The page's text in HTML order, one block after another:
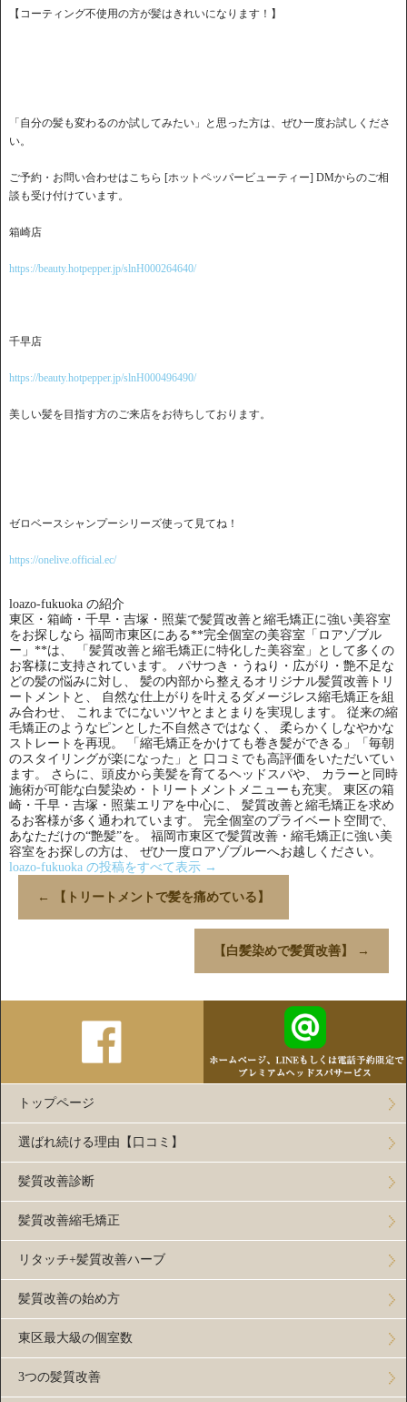
【コーティング不使用の方が髪はきれいになります！】
「自分の髪も変わるのか試してみたい」と思った方は、ぜひ一度お試しくださ
い。
ご予約・お問い合わせはこちら [ホットペッパービューティー] DMからのご相
談も受け付けています。
箱崎店
https://beauty.hotpepper.jp/slnH000264640/
千早店
https://beauty.hotpepper.jp/slnH000496490/
美しい髪を目指す方のご来店をお待ちしております。
ゼロベースシャンプーシリーズ使って見てね！
https://onelive.official.ec/
loazo-fukuoka の紹介
東区・箱崎・千早・吉塚・照葉で髪質改善と縮毛矯正に強い美容室
をお探しなら 福岡市東区にある**完全個室の美容室「ロアゾブル
ー」**は、 「髪質改善と縮毛矯正に特化した美容室」として多くの
お客様に支持されています。 パサつき・うねり・広がり・艶不足な
どの髪の悩みに対し、 髪の内部から整えるオリジナル髪質改善トリ
ートメントと、 自然な仕上がりを叶えるダメージレス縮毛矯正を組
み合わせ、 これまでにないツヤとまとまりを実現します。 従来の縮
毛矯正のようなピンとした不自然さではなく、 柔らかくしなやかな
ストレートを再現。 「縮毛矯正をかけても巻き髪ができる」「毎朝
のスタイリングが楽になった」と 口コミでも高評価をいただいてい
ます。 さらに、頭皮から美髪を育てるヘッドスパや、 カラーと同時
施術が可能な白髪染め・トリートメントメニューも充実。 東区の箱
崎・千早・吉塚・照葉エリアを中心に、 髪質改善と縮毛矯正を求め
るお客様が多く通われています。 完全個室のプライベート空間で、
あなただけの“艶髪”を。 福岡市東区で髪質改善・縮毛矯正に強い美
容室をお探しの方は、 ぜひ一度ロアゾブルーへお越しください。
loazo-fukuoka の投稿をすべて表示 →
← 【トリートメントで髪を痛めている】
【白髪染めで髪質改善】 →
トップページ
選ばれ続ける理由【口コミ】
髪質改善診断
髪質改善縮毛矯正
リタッチ+髪質改善ハーブ
髪質改善の始め方
東区最大級の個室数
3つの髪質改善